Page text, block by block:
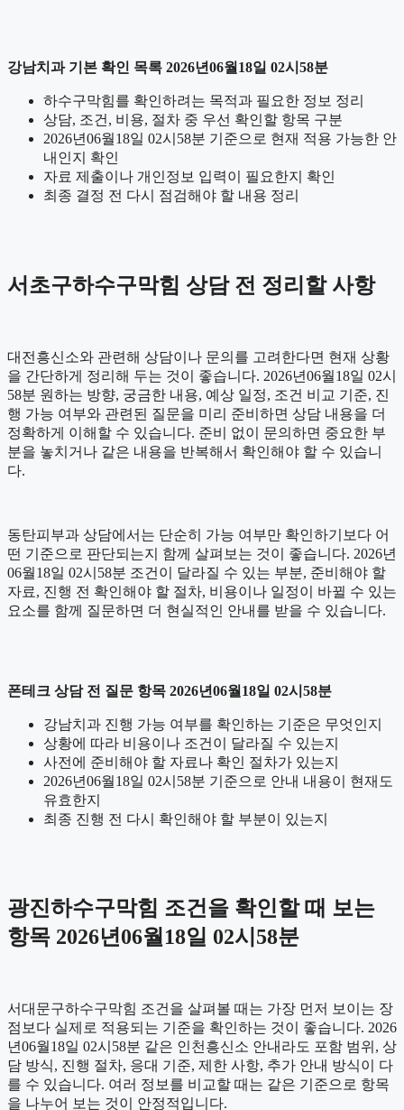
강남치과 기본 확인 목록 2026년06월18일 02시58분
하수구막힘를 확인하려는 목적과 필요한 정보 정리
상담, 조건, 비용, 절차 중 우선 확인할 항목 구분
2026년06월18일 02시58분 기준으로 현재 적용 가능한 안
내인지 확인
자료 제출이나 개인정보 입력이 필요한지 확인
최종 결정 전 다시 점검해야 할 내용 정리
서초구하수구막힘 상담 전 정리할 사항
대전흥신소와 관련해 상담이나 문의를 고려한다면 현재 상황
을 간단하게 정리해 두는 것이 좋습니다. 2026년06월18일 02시
58분 원하는 방향, 궁금한 내용, 예상 일정, 조건 비교 기준, 진
행 가능 여부와 관련된 질문을 미리 준비하면 상담 내용을 더
정확하게 이해할 수 있습니다. 준비 없이 문의하면 중요한 부
분을 놓치거나 같은 내용을 반복해서 확인해야 할 수 있습니
다.
동탄피부과 상담에서는 단순히 가능 여부만 확인하기보다 어
떤 기준으로 판단되는지 함께 살펴보는 것이 좋습니다. 2026년
06월18일 02시58분 조건이 달라질 수 있는 부분, 준비해야 할
자료, 진행 전 확인해야 할 절차, 비용이나 일정이 바뀔 수 있는
요소를 함께 질문하면 더 현실적인 안내를 받을 수 있습니다.
폰테크 상담 전 질문 항목 2026년06월18일 02시58분
강남치과 진행 가능 여부를 확인하는 기준은 무엇인지
상황에 따라 비용이나 조건이 달라질 수 있는지
사전에 준비해야 할 자료나 확인 절차가 있는지
2026년06월18일 02시58분 기준으로 안내 내용이 현재도
유효한지
최종 진행 전 다시 확인해야 할 부분이 있는지
광진하수구막힘 조건을 확인할 때 보는
항목 2026년06월18일 02시58분
서대문구하수구막힘 조건을 살펴볼 때는 가장 먼저 보이는 장
점보다 실제로 적용되는 기준을 확인하는 것이 좋습니다. 2026
년06월18일 02시58분 같은 인천흥신소 안내라도 포함 범위, 상
담 방식, 진행 절차, 응대 기준, 제한 사항, 추가 안내 방식이 다
를 수 있습니다. 여러 정보를 비교할 때는 같은 기준으로 항목
을 나누어 보는 것이 안정적입니다.